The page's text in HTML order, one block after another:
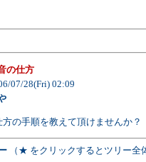
の仕方
07/28(Fri) 02:09
方の手順を教えて頂けませんか？
（★ をクリックするとツリー全